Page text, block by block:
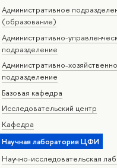
Административное
(образование)
Административно-
подразделение
Административно-
подразделение
Базовая кафедра
Исследовательский центр
Кафедра
Научная лаборатория ЦФИ
Научно-исследовательская